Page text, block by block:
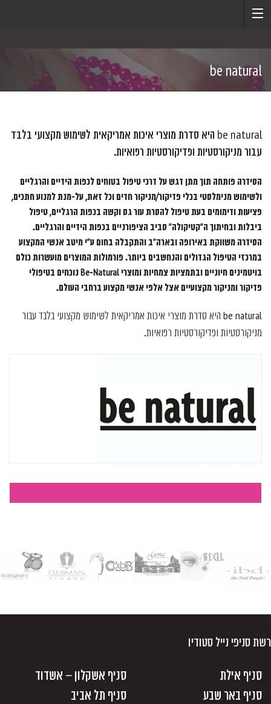
be natural
be natural היא סדרת מוצרי איכות אמריקאית לשימוש מקצועי בלבד
עבור מניקורסטיות ופדיקורסטיות רפואיות.
הסידרה פותחה תוך מתן דגש על דרכי טיפול בטוחים לכפות הידיים והרגליים
ולשימוש מנימלסטי בכלי פדיקור/מניקור חדים וכל זאת, על-מנת למנוע חתכים,
פציעות ודימומים בעת טיפול להסרת עור גס וקשה בכפות הרגליים, טיפול
ביבלות ובחיתוך ה"קטיקולה" סביב הציפורניים בכפות הידיים והרגליים.
הסידרה משווקת באירופה ובארה"ב והתקבלה בחום ע"י מיטב אנשי המקצוע
במרכזי הטיפול הגדולים והנחשבים ביותר. פורמולות המוצרים מועשרות כולם
בויטמינים חיוניים ובתמציות צמחיות ומוצרי Be-Natural נוכחים בטיפולי
פדיקור ומניקור מקצועיים אצל אלפי אנשי מקצוע ברחבי העולם.
be natural היא סדרת מוצרי איכות אמריקאית לשימוש מקצועי בלבד עבור
מניקורסטיות ופדיקורסטיות רפואיות.
רשת סניפי נייל סטודיו
סניף אילת
סניף אשקלון – אשדוד
סניף באר שבע
סניף תל אביב